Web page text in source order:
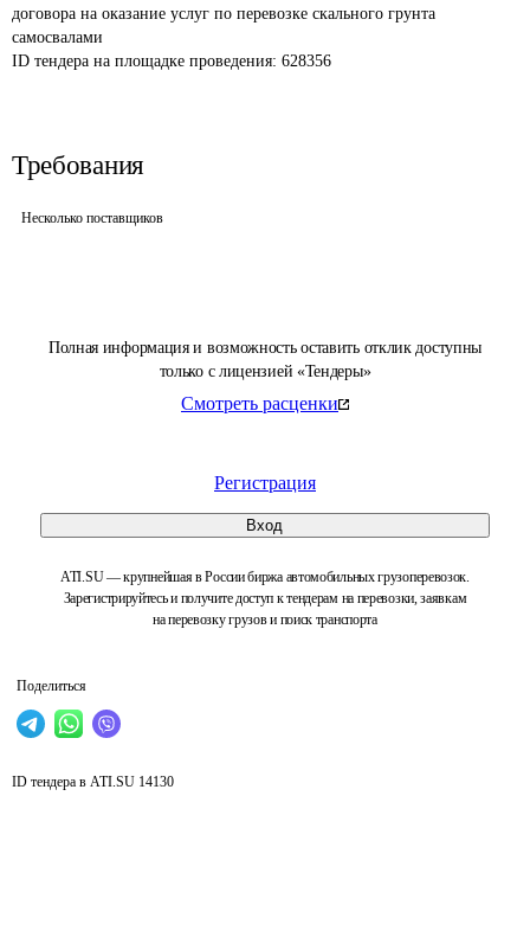
Полная информация и возможность оставить отклик доступны
только с лицензией «Тендеры»
Смотреть расценки
Регистрация
Вход
ATI.SU — крупнейшая в России биржа автомобильных грузоперевозок.
Зарегистрируйтесь и получите доступ к тендерам на перевозки, заявкам
на перевозку грузов и поиск транспорта
Поделиться
договора на оказание услуг по перевозке скального грунта
самосвалами
ID тендера на площадке проведения: 628356
Требования
Несколько поставщиков
ID тендера в ATI.SU 14130